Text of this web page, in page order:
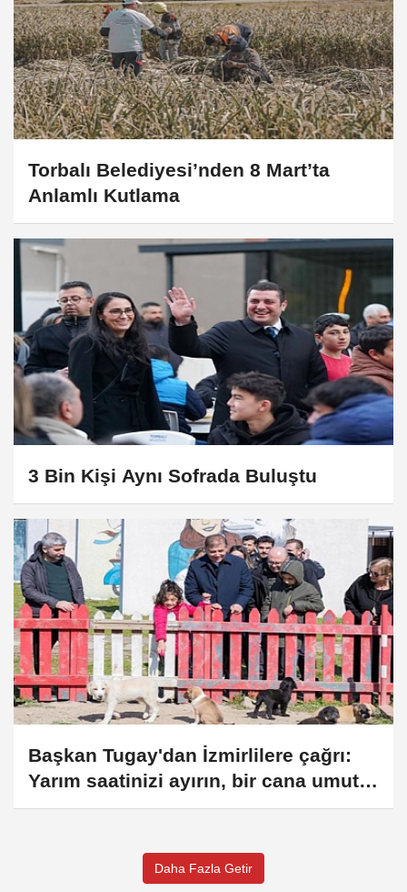
Torbalı Belediyesi’nden 8 Mart’ta
Anlamlı Kutlama
3 Bin Kişi Aynı Sofrada Buluştu
Başkan Tugay'dan İzmirlilere çağrı:
Yarım saatinizi ayırın, bir cana umut
olun
Daha Fazla Getir